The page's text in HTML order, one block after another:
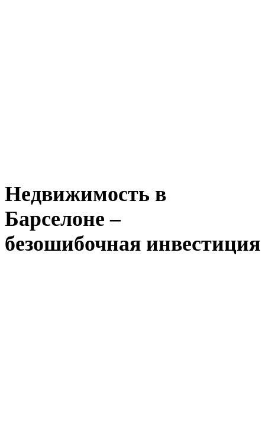
Недвижимость в
Барселоне –
безошибочная инвестиция